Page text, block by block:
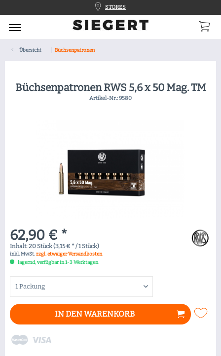
STORES
Übersicht Büchsenpatronen
Büchsenpatronen RWS 5,6 x 50 Mag. TM
Artikel-Nr.:9580
62,90 € *
Inhalt:20 Stück (3,15 € * / 1 Stück)
inkl. MwSt.zzgl. etwaiger Versandkosten
lagernd, verfügbar in 1-3 Werktagen
IN DENWARENKORB